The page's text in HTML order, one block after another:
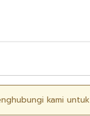
kami